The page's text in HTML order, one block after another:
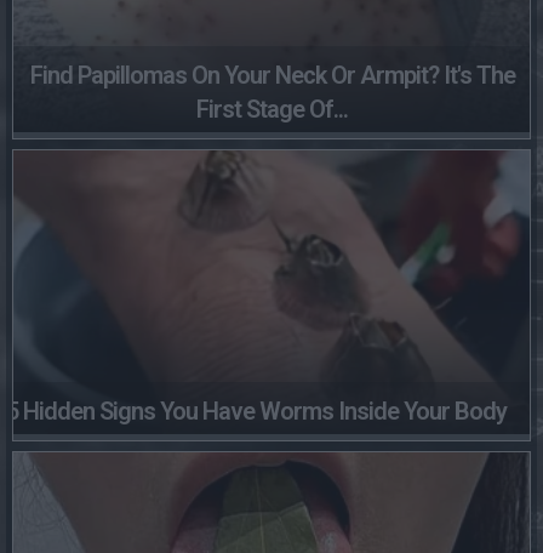
Find Papillomas On Your Neck Or Armpit? It's The
First Stage Of...
5 Hidden Signs You Have Worms Inside Your Body